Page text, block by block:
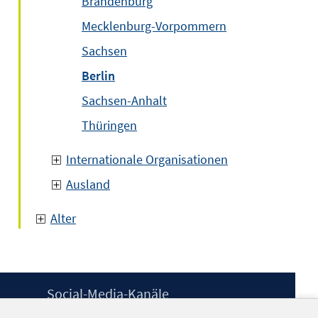
Mecklenburg-Vorpommern
Sachsen
Berlin
Sachsen-Anhalt
Thüringen
Internationale Organisationen
Ausland
Alter
Social-Media-Kanäle